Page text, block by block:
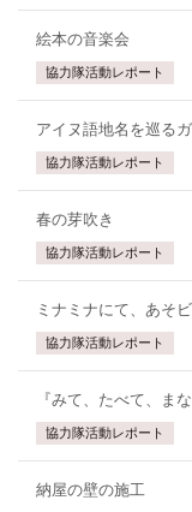
絵本の音楽会
協力隊活動レポート
アイヌ語地名を巡る
協力隊活動レポート
春の芽吹き
協力隊活動レポート
ミナミナにて、あそ
協力隊活動レポート
『みて、たべて、ま
協力隊活動レポート
納屋の壁の施工